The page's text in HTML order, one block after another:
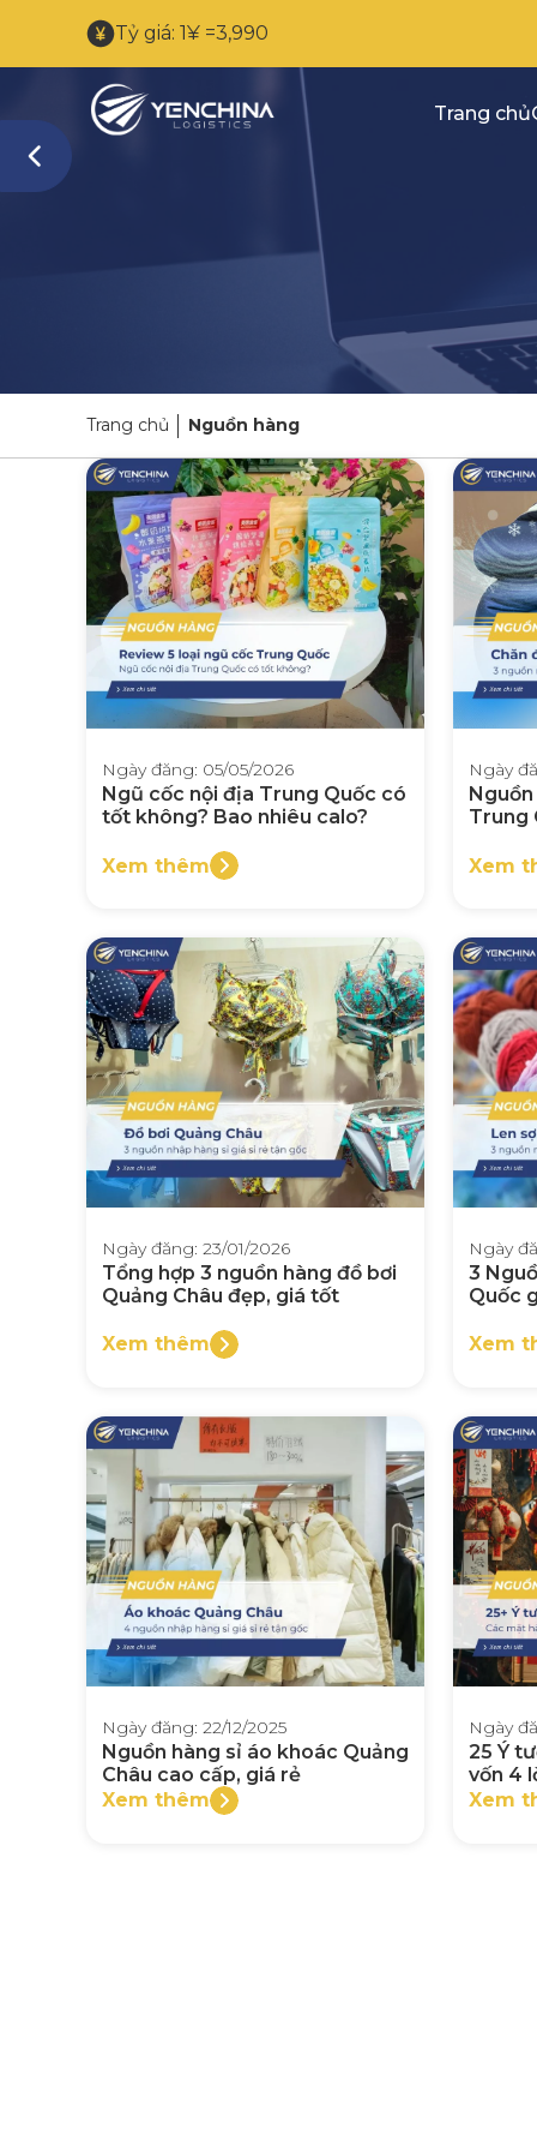
Tỷ giá: 1¥ =3,990
Trang chủ
Trang chủ Nguồn hàng
Ngày đăng: 05/05/2026
Ngũ cốc nội địa Trung Quốc có
tốt không? Bao nhiêu calo?
Xem thêm
Ngày
Trung
Xem
Ngày đăng: 23/01/2026
Tổng hợp 3 nguồn hàng đồ bơi
Quảng Châu đẹp, giá tốt
Xem thêm
Ngày
3
Quốc
Xem
Ngày đăng: 22/12/2025
Nguồn hàng sỉ áo khoác Quảng
Châu cao cấp, giá rẻ
Xem thêm
Ngày
25 Ý
vốn 4
Xem